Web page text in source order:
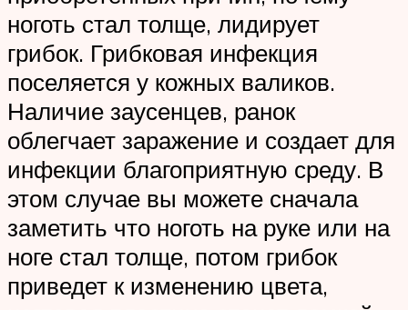
ноготь стал толще, лидирует
грибок. Грибковая инфекция
поселяется у кожных валиков.
Наличие заусенцев, ранок
облегчает заражение и создает для
инфекции благоприятную среду. В
этом случае вы можете сначала
заметить что ноготь на руке или на
ноге стал толще, потом грибок
приведет к изменению цвета,